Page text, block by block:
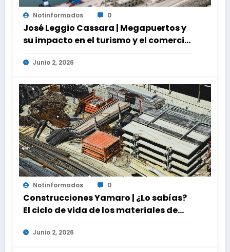
Notinformados 0
José Leggio Cassara | Megapuertos y
su impacto en el turismo y el comercio
global
Junio 2, 2026
Notinformados 0
Construcciones Yamaro | ¿Lo sabías?
El ciclo de vida de los materiales de
construcción revoluciona eficiencia
en proyectos modernos
Junio 2, 2026